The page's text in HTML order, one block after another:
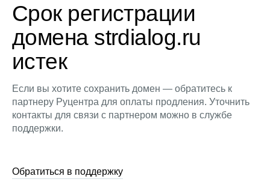
Срок регистрации
домена strdialog.ru
истек
Если вы хотите сохранить домен — обратитесь к
партнеру Руцентра для оплаты продления. Уточнить
контакты для связи с партнером можно в службе
поддержки.
Обратиться в поддержку